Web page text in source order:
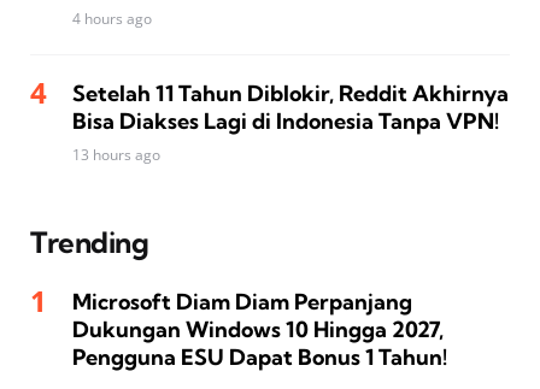
4 hours ago
Setelah 11 Tahun Diblokir, Reddit Akhirnya
Bisa Diakses Lagi di Indonesia Tanpa VPN!
13 hours ago
Trending
Microsoft Diam Diam Perpanjang
Dukungan Windows 10 Hingga 2027,
Pengguna ESU Dapat Bonus 1 Tahun!